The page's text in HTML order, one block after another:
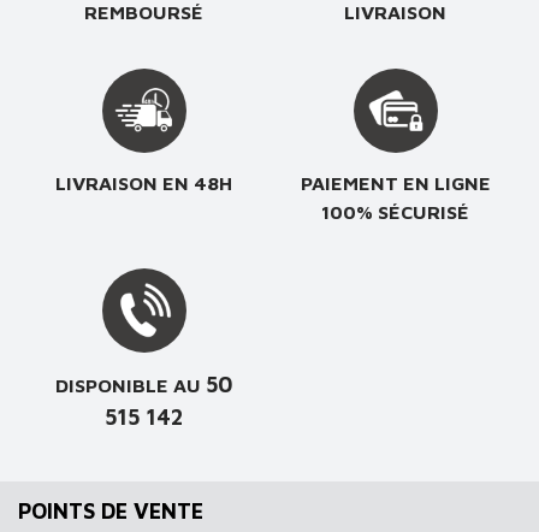
REMBOURSÉ
LIVRAISON
LIVRAISON EN 48H
PAIEMENT EN LIGNE
100% SÉCURISÉ
DISPONIBLE AU 50
515 142
POINTS DE VENTE